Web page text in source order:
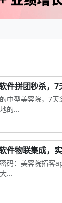
件拼团秒杀，7
中型美容院，7
的...
件物联集成，
码：美容院拓客
...